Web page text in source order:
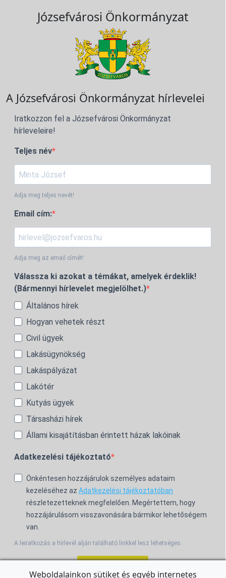
Józsefvárosi Önkormányzat
A Józsefvárosi Önkormányzat hírlevelei
Iratkozzon fel a Józsefvárosi Önkormányzat
hírleveleire!
Teljes név
Adja meg teljes nevét!
Email cím:
Adja meg az email címét!
Válassza ki azokat a témákat, amelyek érdeklik!
(Bármennyi hírlevelet megjelölhet.)
Általános hírek
Hogyan vehetek részt
Civil ügyek
Lakásügynökség
Lakáspályázat
Lakótér
Kutyás ügyek
Társasházi hírek
Állami kisajátításban érintett házak lakóinak
Adatkezelési tájékoztató
Önkéntesen hozzájárulok személyes adataim
kezeléséhez az Adatkezelési tájékoztatóban
részletezetteknek megfelelően. Megértettem, hogy
hozzájárulásom visszavonására bármikor lehetőségem
van.
A leiratkozás a hírlevél alján található linkkel lesz lehetséges.
Weboldalainkon sütiket és egyéb internetes